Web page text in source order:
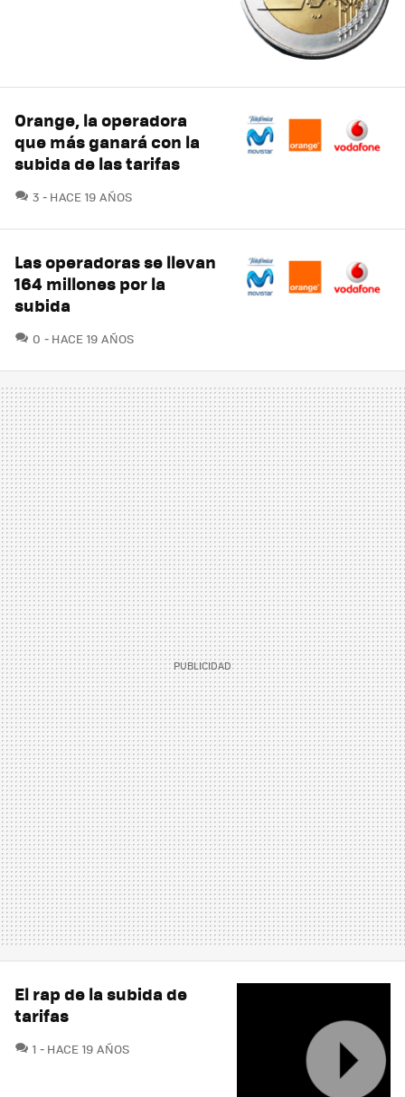
Orange, la operadora
que más ganará con la
subida de las tarifas
3 COMENTARIOS
HACE 19 AÑOS
Las operadoras se llevan
164 millones por la
subida
0 COMENTARIOS
HACE 19 AÑOS
El rap de la subida de
tarifas
1 COMENTARIOS
HACE 19 AÑOS